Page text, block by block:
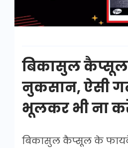
बिकासुल
नुकसान, ऐसी
भूलकर भी ना
बिकासुल कैप्सूल के